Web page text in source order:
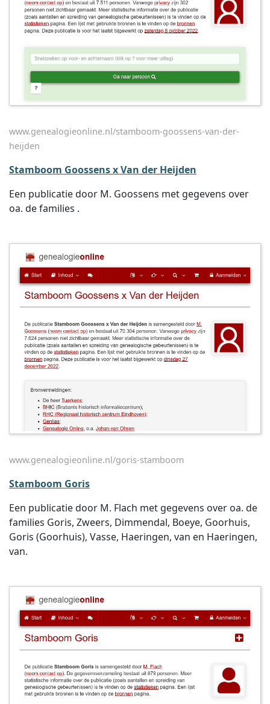
www.genealogieonline.nl/stamboom-goossens-van-der-
heijden
Stamboom Goossens x Van der Heijden
Een publicatie door M. Goossens met gegevens over
oa. de families .
www.genealogieonline.nl/goris-stamboom
Stamboom Goris
Een publicatie door M. Flach met gegevens over oa. de
families Goris, Zweers, Dimmendal, Boeye, Goorhuis,
Goris (Goorhuis), Vasse, Haeringen, van en Haeringen,
van.